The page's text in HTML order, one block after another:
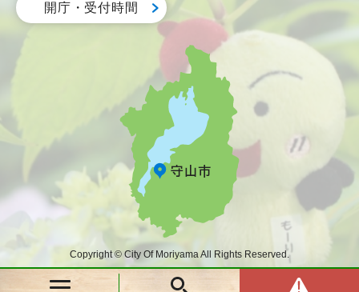
開庁・受付時間
Copyright © City Of Moriyama All Rights Reserved.